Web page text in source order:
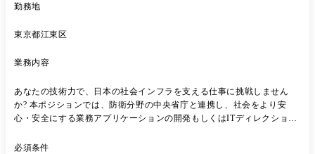
勤務地
東京都江東区
業務内容
あなたの技術力で、日本の社会インフラを支える仕事に挑戦しません
か? 本ポジションでは、防衛分野の中央省庁と連携し、社会をより安
心・安全にする業務アプリケーションの開発もしくはITディレクション
定支援システム開発:我が国の安全保障環境を支える重要なシステム・サ
必須条件